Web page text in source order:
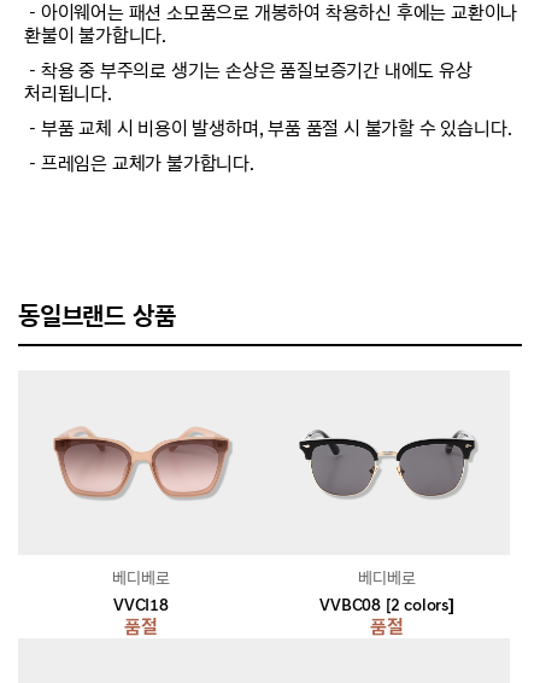
－아이웨어는 패션 소모품으로 개봉하여 착용하신 후에는 교환이나
환불이 불가합니다.
－착용 중 부주의로 생기는 손상은 품질보증기간 내에도 유상
처리됩니다.
－부품 교체 시 비용이 발생하며, 부품 품절 시 불가할 수 있습니다.
－프레임은 교체가 불가합니다.
동일브랜드 상품
VVCI18
품절
베디베로
VVBC08 [2 colors]
품절
베디베로